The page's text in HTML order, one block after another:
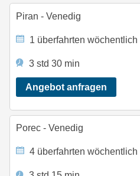
Piran - Venedig
1 überfahrten wöchentlich
3 std 30 min
Angebot anfragen
Porec - Venedig
4 überfahrten wöchentlich